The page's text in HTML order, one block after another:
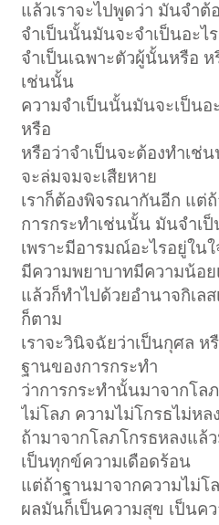
แล้วเราจะไปพูดว่า มันจำ
จำเป็นนั้นมันจะจำเป็นอะไร
จำเป็นเฉพาะตัวผู้นั้นหรือ ห
เช่นนั้น
ความจำเป็นนั้นมันจะเป็นอ
หรือ
หรือว่าจำเป็นจะต้องทำเช่
จะล่มจมจะเสืยหาย
เราก็ต้องพิจรณากันอีก แต่
การกระทำเช่นนั้น มันจำเ
เพราะมีอารมณ์อะไรอยู่ใน
มีความพยาบาทมีความน้อย
แล้วก็ทำไปด้วยอำนาจกิเล
ก็ตาม
เราจะวินิจฉัยว่าเป็นกุศล
ฐานของการกระทำ
ว่าการกระทำนั้นมาจากโล
ไม่โลภ ความไม่โกรธไม่หลง
ถ้ามาจากโลภโกรธหลงแล้
เป็นทุกข์ความเดือดร้อน
แต่ถ้าฐานมาจากความไม่โ
ผลมันก็เป็นความสุข เป็นค